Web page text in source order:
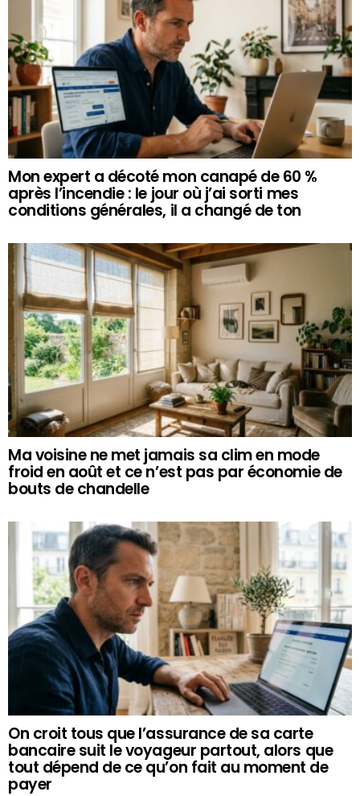
Mon expert a décoté mon canapé de 60 %
après l’incendie : le jour où j’ai sorti mes
conditions générales, il a changé de ton
Ma voisine ne met jamais sa clim en mode
froid en août et ce n’est pas par économie de
bouts de chandelle
On croit tous que l’assurance de sa carte
bancaire suit le voyageur partout, alors que
tout dépend de ce qu’on fait au moment de
payer